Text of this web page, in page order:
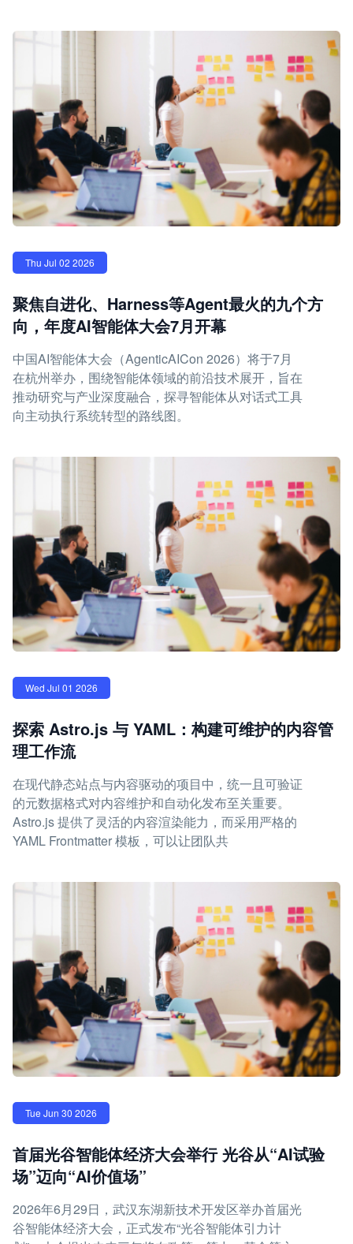
Thu Jul 02 2026
聚焦自进化、Harness等Agent最火的九个方
向，年度AI智能体大会7月开幕
中国AI智能体大会（AgenticAICon 2026）将于7月
在杭州举办，围绕智能体领域的前沿技术展开，旨在
推动研究与产业深度融合，探寻智能体从对话式工具
向主动执行系统转型的路线图。
Wed Jul 01 2026
探索 Astro.js 与 YAML：构建可维护的内容管
理工作流
在现代静态站点与内容驱动的项目中，统一且可验证
的元数据格式对内容维护和自动化发布至关重要。
Astro.js 提供了灵活的内容渲染能力，而采用严格的
YAML Frontmatter 模板，可以让团队共
Tue Jun 30 2026
首届光谷智能体经济大会举行 光谷从“AI试验
场”迈向“AI价值场”
2026年6月29日，武汉东湖新技术开发区举办首届光
谷智能体经济大会，正式发布“光谷智能体引力计